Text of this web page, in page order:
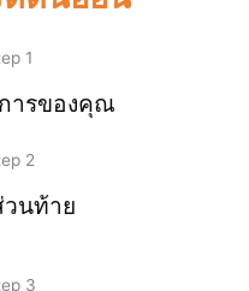
ารของคุณ
นท้าย